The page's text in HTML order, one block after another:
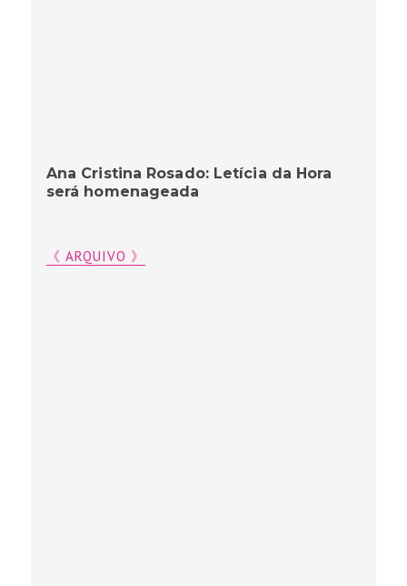
Ana Cristina Rosado: Letícia da Hora
será homenageada
《 ARQUIVO 》